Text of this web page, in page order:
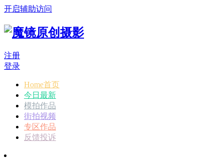
开启辅助访问
注册
登录
Home首页
今日最新
模拍作品
街拍视频
专区作品
反馈投诉